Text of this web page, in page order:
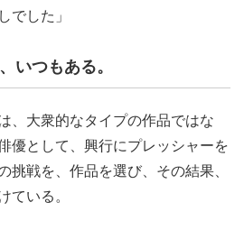
でした」
いつもある。
、大衆的なタイプの作品ではな
優として、興行にプレッシャーを
挑戦を、作品を選び、その結果、
ている。